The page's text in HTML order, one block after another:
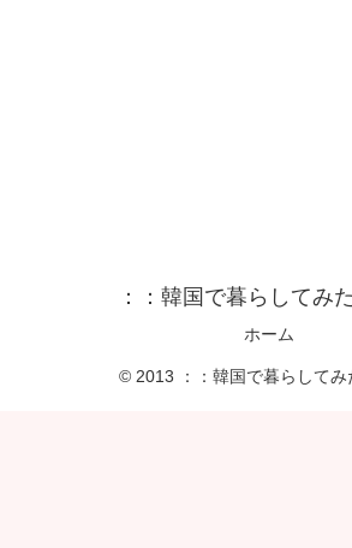
：：韓国で暮らしてみ
ホーム
© 2013 ：：韓国で暮らしてみ